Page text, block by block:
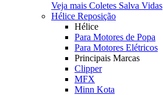
Veja mais Coletes Salva Vidas
Hélice Reposição
Hélice
Para Motores de Popa
Para Motores Elétricos
Principais Marcas
Clipper
MFX
Minn Kota